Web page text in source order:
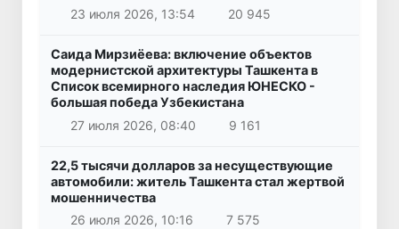
23 июля 2026, 13:54
20 945
Саида Мирзиёева: включение объектов
модернистской архитектуры Ташкента в
Список всемирного наследия ЮНЕСКО -
большая победа Узбекистана
27 июля 2026, 08:40
9 161
22,5 тысячи долларов за несуществующие
автомобили: житель Ташкента стал жертвой
мошенничества
26 июля 2026, 10:16
7 575